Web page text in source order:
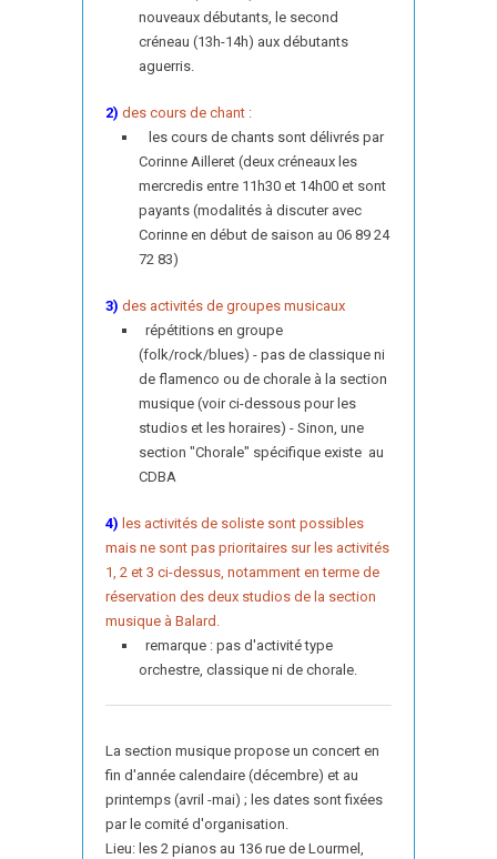
nouveaux débutants, le second
créneau (13h-14h) aux débutants
aguerris.
2) des cours de chant :
les cours de chants sont délivrés par
Corinne Ailleret (deux créneaux les
mercredis entre 11h30 et 14h00 et sont
payants (modalités à discuter avec
Corinne en début de saison au 06 89 24
72 83)
3) des activités de groupes musicaux
répétitions en groupe
(folk/rock/blues) - pas de classique ni
de flamenco ou de chorale à la section
musique (voir ci-dessous pour les
studios et les horaires) - Sinon, une
section "Chorale" spécifique existe au
CDBA
4) les activités de soliste sont possibles
mais ne sont pas prioritaires sur les activités
1, 2 et 3 ci-dessus, notamment en terme de
réservation des deux studios de la section
musique à Balard.
remarque : pas d'activité type
orchestre, classique ni de chorale.
La section musique propose un concert en
fin d'année calendaire (décembre) et au
printemps (avril -mai) ; les dates sont fixées
par le comité d'organisation.
Lieu: les 2 pianos au 136 rue de Lourmel,